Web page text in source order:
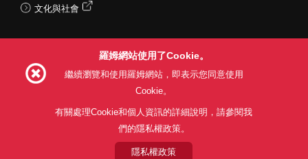
文化與社會
利用目的 隱私權政策
關於本公司產品銷售之標準條款(PDF)
羅姆網站使用了Cookie。
繼續瀏覽和使用羅姆網站，即表示您同意使用
Cookie。
有關處理Cookie和個人資訊的詳細說明，請參閱我
們的隱私權政策。
隱私權政策